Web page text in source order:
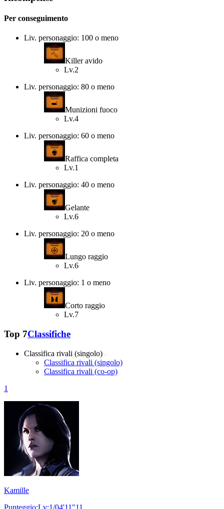
Per conseguimento
Liv. personaggio: 100 o meno
Killer avido
Lv.2
Liv. personaggio: 80 o meno
Munizioni fuoco
Lv.4
Liv. personaggio: 60 o meno
Raffica completa
Lv.1
Liv. personaggio: 40 o meno
Gelante
Lv.6
Liv. personaggio: 20 o meno
Lungo raggio
Lv.6
Liv. personaggio: 1 o meno
Corto raggio
Lv.7
Top 7Classifiche
Classifica rivali (singolo)
Classifica rivali (singolo)
Classifica rivali (co-op)
1
Kamille
Punteggio:Lv:1/04'11"11